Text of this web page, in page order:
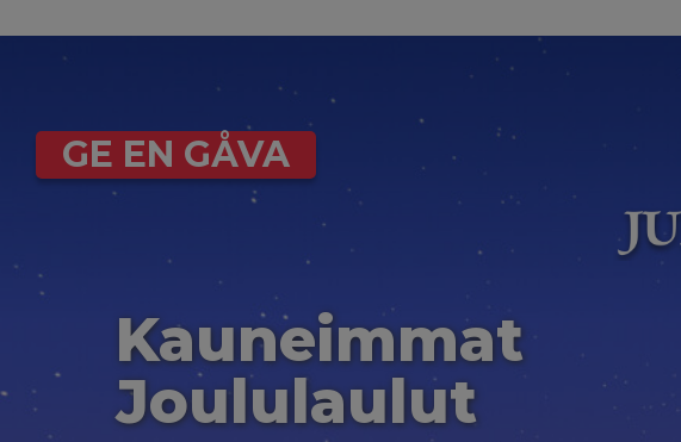
GE EN GÅVA
Kauneimmat
Joululaulut